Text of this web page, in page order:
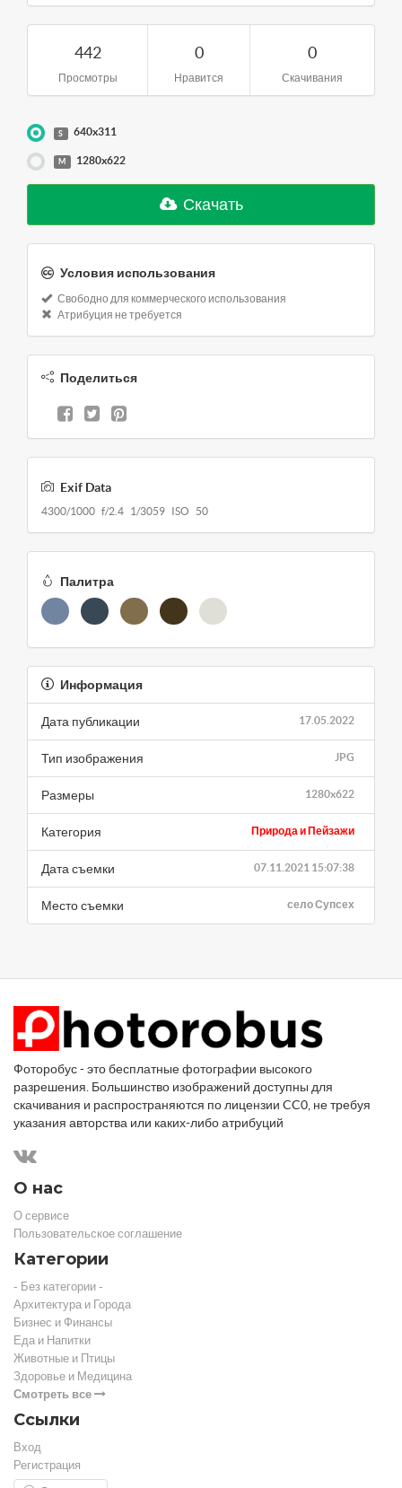
442
Просмотры
0
Нравится
0
Скачивания
S 640x311
M 1280x622
Скачать
Условия использования
Свободно для коммерческого использования
Атрибуция не требуется
Поделиться
Exif Data
4300/1000 f/2.4 1/3059 ISO 50
Палитра
Информация
17.05.2022
Дата публикации
JPG
Тип изображения
1280x622
Размеры
Природа и Пейзажи
Категория
07.11.2021 15:07:38
Дата съемки
село Супсех
Место съемки
Фоторобус - это бесплатные фотографии высокого
разрешения. Большинство изображений доступны для
скачивания и распространяются по лицензии CC0, не требуя
указания авторства или каких-либо атрибуций
О нас
О сервисе
Пользовательское соглашение
Категории
- Без категории -
Архитектура и Города
Бизнес и Финансы
Еда и Напитки
Животные и Птицы
Здоровье и Медицина
Смотреть все
Ссылки
Вход
Регистрация